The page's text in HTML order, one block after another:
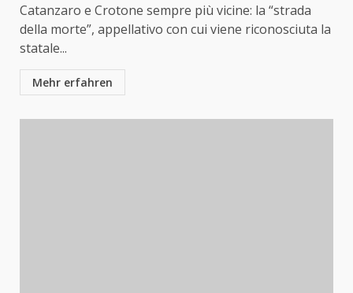
Catanzaro e Crotone sempre più vicine: la “strada
della morte”, appellativo con cui viene riconosciuta la
statale...
Mehr erfahren